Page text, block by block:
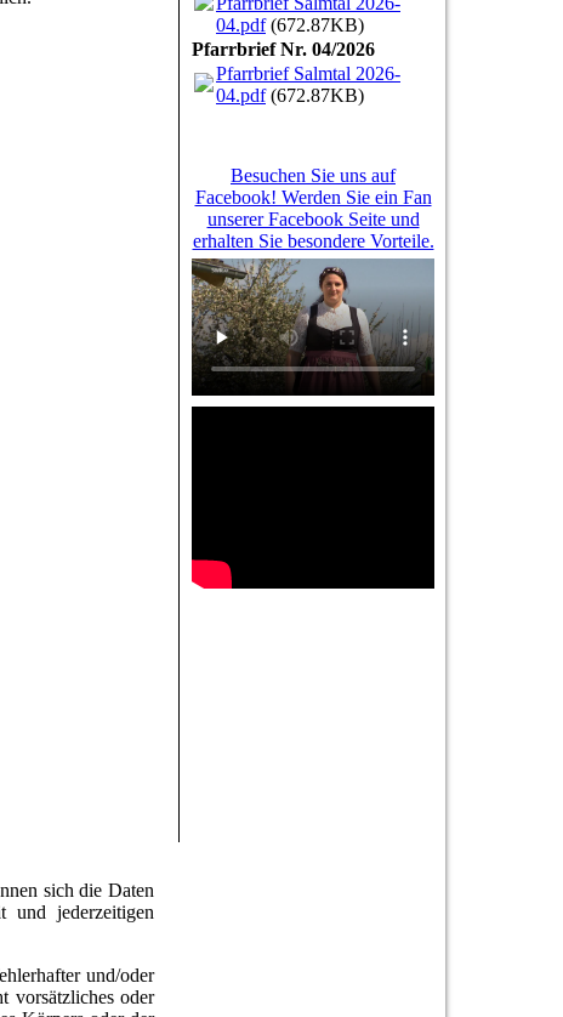
sich die Daten
und jederzeitigen
und/oder
vorsätzliches oder
04.pdf(672.87KB)
Pfarrbrief Nr. 04/2026
Pfarrbrief Salmtal 2026-
04.pdf(672.87KB)
Besuchen Sie uns auf
Facebook! Werden Sie ein Fan
unserer Facebook Seite und
erhalten Sie besondere Vorteile.